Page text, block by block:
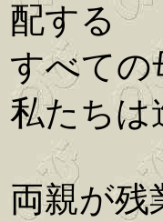
配する
すべての
私たちは
両親が残